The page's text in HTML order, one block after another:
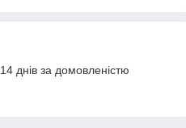
днів за домовленістю